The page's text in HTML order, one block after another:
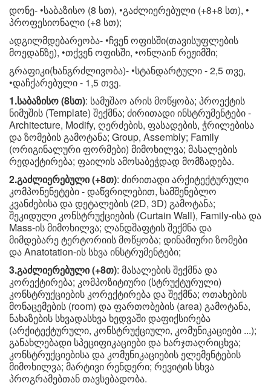
დონე- •საბაზისო (8 სთ), •გაძლიერებული (+8+8 სთ), •
პროფესიონალი (+8 სთ);
ადგილმდებარეობა- •ჩვენ ოფისში(თავისუფლების
მოედანზე), •თქვენ ოფისში, •ონლაინ რეჟიმში;
გრაფიკი(ხანგრძლივობა)- •სტანდარტული - 2,5 თვე,
•დაჩქარებული - 1,5 თვე.
1.საბაზისო (8სთ): სამუშაო არის მოწყობა; პროექტის
ნიმუშის (Template) შექმნა; ძირითადი ინსტრუმენტები -
Architecture, Modify, ღერძების, ფასადების, ჭრილებისა
და ზომების გამოტანა; Group, Assembly; Family
(ორიგინალური ფორმები) მიმოხილვა; მასალების
რედაქტირება; ფაილის ამოსაბეჭდად მომზადება.
2.გაძლიერებული (+8თ): ძირითადი არქიტექტურული
კომპონენეტები - დაწვრილებით, სამშენებლო
კვანძებისა და დეტალების (2D, 3D) გამოტანა;
შეკიდული კონსტრუქციების (Curtain Wall), Family-ისა და
Mass-ის მიმოხილვა; ლანდშაფტის შექმნა და
მიმდებარე ტერტორიის მოწყობა; დინამიური ზომები
და Anatotation-ის სხვა ინსტრუმენტები;
3.გაძლიერებული (+8თ): მასალების შექმნა და
კორექტირება; კომპოზიტიური (სტრუქტურული)
კონსტრუქციების კორექტირება და შექმნა; ოთახების
მონაცემების (room) და ფართობების (area) გამოტანა,
ნახაზების სხვადასხვა ხედვაში დაფიქსირება
(არქიტექტურული, კონსტრუქციული, კომუნიკაციები ...);
განახლებადი სპეციფიკაციები და ხარჯთაღრიცხვა;
კონსტრუქციებისა და კომუნიკაციების ელემენტების
მიმოხილვა; მარტივი რენდერი; რევიტის სხვა
პროგრამებთან თავსებადობა.